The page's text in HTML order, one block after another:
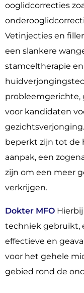
ooglidcorrecties
Vetinjecties en
een slankere
stamceltherapie
probleemgerichte,
voor kandidaten
beperkt zijn tot de
aanpak, een
zijn om een meer
verkrijgen.
Dokter MFO
techniek gebruikt,
effectieve en
voor het gehele
gebied rond de